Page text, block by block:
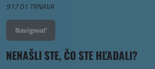
917 01 TRNAVA
Navigovať
NENAŠLI STE, ČO STE HĽADALI?